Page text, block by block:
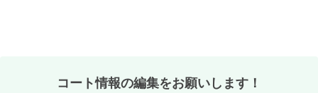
コート情報の編集をお願いします！